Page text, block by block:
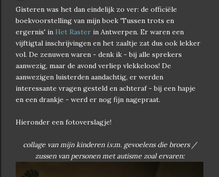
Gisteren was het dan eindelijk zo ver: de officiële
boekvoorstelling van mijn boek 'Tussen trots en
ergernis' in Het Raster in Antwerpen. Er waren een
vijftigtal inschrijvingen en het zaaltje zat dus ook lekker
vol. De zenuwen waren - denk ik - bij alle sprekers
aanwezig, maar de avond verliep vlekkeloos! De
aanwezigen luisterden aandachtig, er werden
interessante vragen gesteld en achteraf - bij een hapje
en een drankje - werd er nog fijn nagepraat.
Hieronder een fotoverslagje!
collage van mijn kinderen i.v.m. gevoelens die broers /
zussen van personen met autisme zoal ervaren: